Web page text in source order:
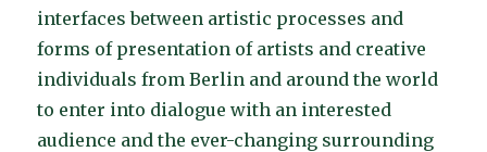
interfaces between artistic processes and
forms of presentation of artists and creative
individuals from Berlin and around the world
to enter into dialogue with an interested
audience and the ever-changing surrounding